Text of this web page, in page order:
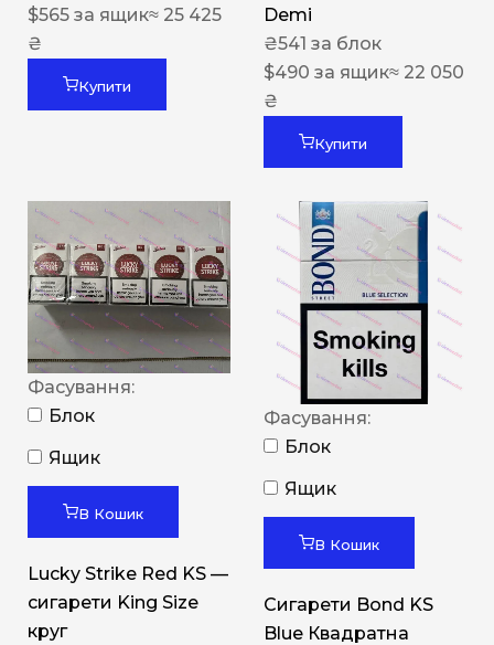
$565 за ящик≈ 25 425
₴
Купити
Demi
₴541 за блок
$490 за ящик≈ 22 050
₴
Купити
Фасування:
Блок
Ящик
В Кошик
Lucky Strike Red KS —
сигарети King Size
круг
Фасування:
Блок
Ящик
В Кошик
Сигарети Bond KS
Blue Квадратна